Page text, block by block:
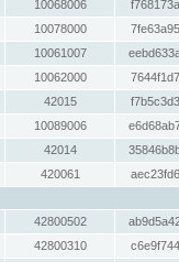
10068006
10078000
10061007
10062000
42015
10089006
42014
420061
42800502
42800310